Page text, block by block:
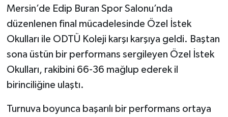
Mersin’de Edip Buran Spor Salonu’nda
düzenlenen final mücadelesinde Özel İstek
Okulları ile ODTÜ Koleji karşı karşıya geldi. Baştan
sona üstün bir performans sergileyen Özel İstek
Okulları, rakibini 66-36 mağlup ederek il
birinciliğine ulaştı.
Turnuva boyunca başarılı bir performans ortaya